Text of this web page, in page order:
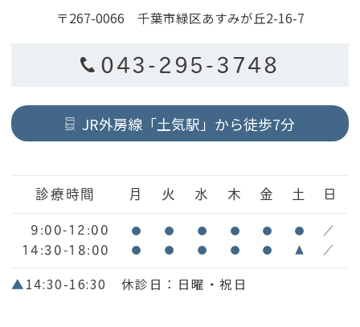
〒267-0066 千葉市緑区あすみが丘2-16-7
043-295-3748
JR外房線「土気駅」から徒歩7分
診療時間 月 火 水 木 金 土 日
9:00-12:00 ● ● ● ● ● ● ／
14:30-18:00 ● ● ● ● ● ▲ ／
▲14:30-16:30 休診日：日曜・祝日